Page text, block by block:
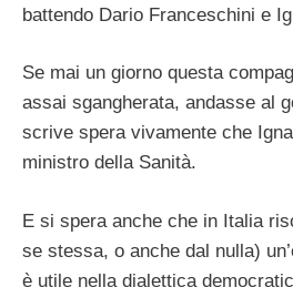
battendo Dario Franceschini e
Se mai un giorno questa
assai sgangherata, andasse al
scrive spera vivamente che
ministro della Sanità.
E si spera anche che in Italia
se stessa, o anche dal nulla)
è utile nella dialettica